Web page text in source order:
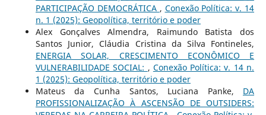
PARTICIPAÇÃO DEMOCRÁTICA , Conexão Política: v. 14
n. 1 (2025): Geopolítica, território e poder
Alex Gonçalves Almendra, Raimundo Batista dos
Santos Junior, Cláudia Cristina da Silva Fontineles,
ENERGIA SOLAR, CRESCIMENTO ECONÔMICO E
VULNERABILIDADE SOCIAL: , Conexão Política: v. 14 n.
1 (2025): Geopolítica, território e poder
Mateus da Cunha Santos, Luciana Panke, DA
PROFISSIONALIZAÇÃO À ASCENSÃO DE OUTSIDERS: